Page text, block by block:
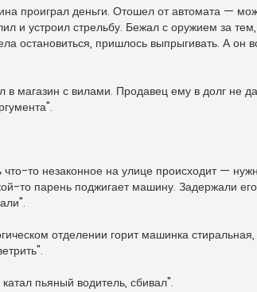
проиграл деньги. Отошел от автомата —
и устроил стрельбу. Бежал с оружием за тем,
остановиться, пришлось выпрыгивать. А он
магазин с вилами. Продавец ему в долг не
то незаконное на улице происходит —
то парень поджигает машину. Задержали
отделении горит машинка стиральная,
пьяный водитель, сбивал".